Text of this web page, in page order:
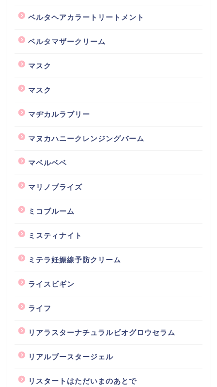
ベルタヘアカラートリートメント
ベルタマザークリーム
マスク
マスク
マヂカルラブリー
マヌカハニークレンジングバーム
マベルベベ
マリノブライズ
ミコブルーム
ミスティナイト
ミテラ妊娠線予防クリーム
ライスビギン
ライフ
リアラスターナチュラルビオグロウセラム
リアルブースタージェル
リスタートはただいまのあとで